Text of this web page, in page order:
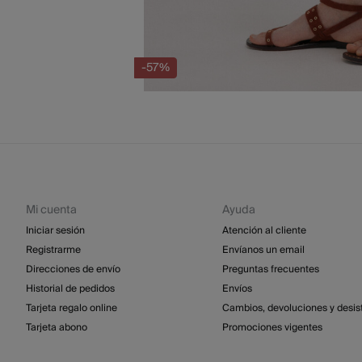
-57%
Mi cuenta
Iniciar sesión
Registrarme
Direcciones de envío
Historial de pedidos
Tarjeta regalo online
Tarjeta abono
Ayuda
Atención al cliente
Envíanos un email
Preguntas frecuentes
Envíos
Cambios, devoluciones y
Promociones vigentes